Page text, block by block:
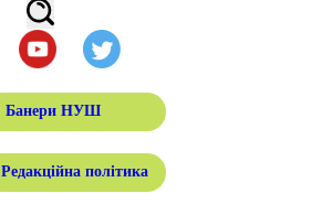
Банери НУШ
Редакційна політика